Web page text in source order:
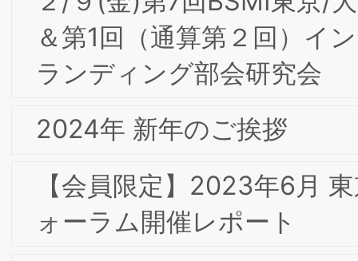
阪合同専門部会委員会「観光ブランドと
しての山梨ー山梨のワイン産業と歩んだ
30年間を振り返ってー」公益社団法人
まなし観光推進機構 仲田 道弘氏
【会員限定】2021年5月 第2回東京・大
ョン課題を解決しエンゲージメントを高
めることの重要性」株式会社アスマーク
髙田和也 氏